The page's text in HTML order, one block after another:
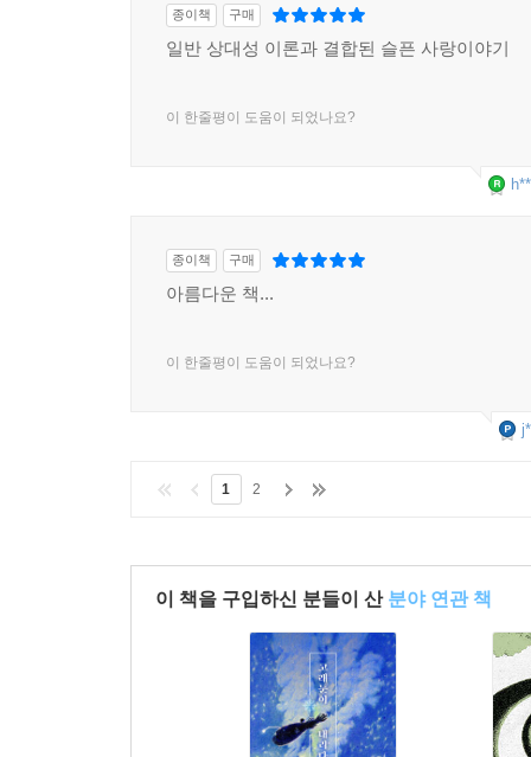
종이책 구매
일반 상대성 이론과 결합된 슬픈 사랑이야기
이 한줄평이 도움이 되었나요?
종이책 구매
아름다운 책...
이 한줄평이 도움이 되었나요?
1 2
이 책을 구입하신 분들이 산 분야 연관 책